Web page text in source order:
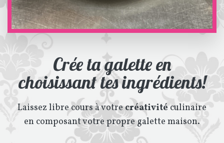
Crée ta galette en
choisissant tes ingrédients!
Laissez libre cours à votrecréativité culinaire
en composant votre propre galette maison.